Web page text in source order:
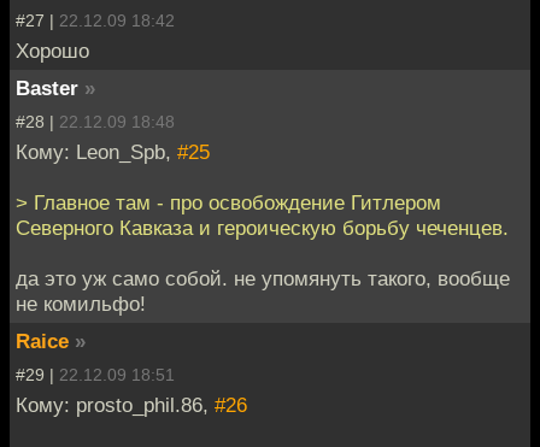
#27 | 22.12.09 18:42
Хорошо
Baster »
#28 | 22.12.09 18:48
Кому: Leon_Spb, #25
> Главное там - про освобождение Гитлером
Северного Кавказа и героическую борьбу чеченцев.
да это уж само собой. не упомянуть такого, вообще
не комильфо!
Raice »
#29 | 22.12.09 18:51
Кому: prosto_phil.86, #26